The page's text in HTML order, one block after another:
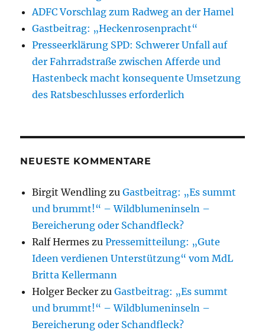
ADFC Vorschlag zum Radweg an der Hamel
Gastbeitrag: „Heckenrosenpracht“
Presseerklärung SPD: Schwerer Unfall auf
der Fahrradstraße zwischen Afferde und
Hastenbeck macht konsequente Umsetzung
des Ratsbeschlusses erforderlich
NEUESTE KOMMENTARE
Birgit Wendling zuGastbeitrag: „Es summt
und brummt!“ – Wildblumeninseln –
Bereicherung oder Schandfleck?
Ralf Hermes zuPressemitteilung: „Gute
Ideen verdienen Unterstützung“ vom MdL
Britta Kellermann
Holger Becker zuGastbeitrag: „Es summt
und brummt!“ – Wildblumeninseln –
Bereicherung oder Schandfleck?